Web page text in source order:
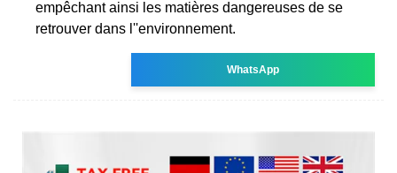
empêchant ainsi les matières dangereuses de se
retrouver dans l''environnement.
WhatsApp